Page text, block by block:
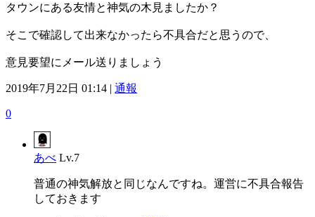
タウンにある友情と神気の木見ましたか？
そこで確認して出来なかったら不具合だと思うので、
意見要望にメール送りましょう
2019年7月22日 01:14 | 通報
0
あべ Lv.7
普通の神気解放と同じなんですね。運営に不具合報告
しておきます